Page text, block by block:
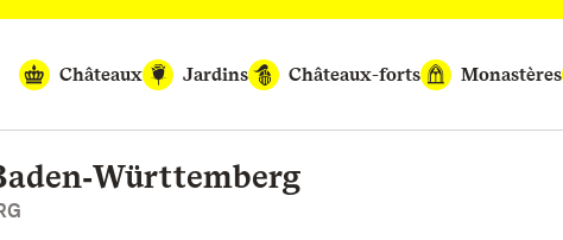
Châteaux
Jardins Châteaux-forts Monastères